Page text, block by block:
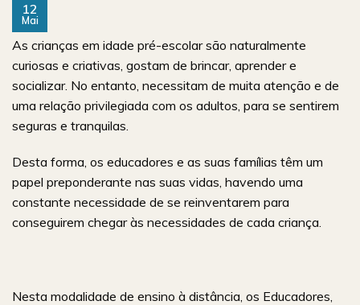
12
Mai
As crianças em idade pré-escolar são naturalmente
curiosas e criativas, gostam de brincar, aprender e
socializar. No entanto, necessitam de muita atenção e de
uma relação privilegiada com os adultos, para se sentirem
seguras e tranquilas.
Desta forma, os educadores e as suas famílias têm um
papel preponderante nas suas vidas, havendo uma
constante necessidade de se reinventarem para
conseguirem chegar às necessidades de cada criança.
Nesta modalidade de ensino à distância, os Educadores,